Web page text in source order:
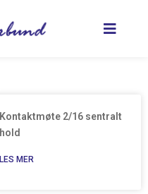
Kontaktmøte 2/16 sentralt
hold
LES MER